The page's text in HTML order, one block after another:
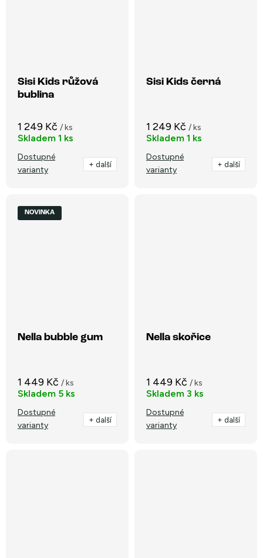
Sisi Kids růžová
bublina
1 249 Kč / ks
Skladem 1 ks
Dostupné
varianty
+ další
Sisi Kids černá
1 249 Kč / ks
Skladem 1 ks
Dostupné
varianty
+ další
NOVINKA
Nella bubble gum
1 449 Kč / ks
Skladem 5 ks
Dostupné
varianty
+ další
Nella skořice
1 449 Kč / ks
Skladem 3 ks
Dostupné
varianty
+ další